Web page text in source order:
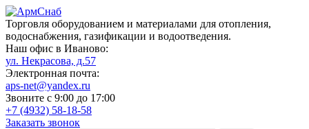
Торговля оборудованием и материалами для отопления,
водоснабжения, газификации и водоотведения.
Наш офис в Иваново:
ул. Некрасова, д.57
Электронная почта:
aps-net@yandex.ru
Звоните с 9:00 до 17:00
+7 (4932) 58-18-58
Заказать звонок